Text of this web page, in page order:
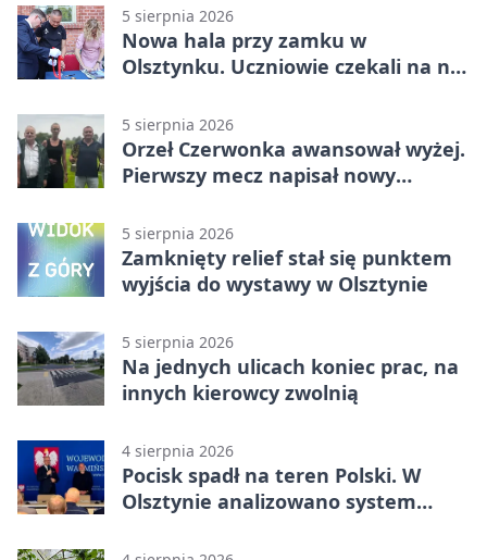
5 sierpnia 2026
Nowa hala przy zamku w
Olsztynku. Uczniowie czekali na nią
5 sierpnia 2026
Orzeł Czerwonka awansował wyżej.
Pierwszy mecz napisał nowy
5 sierpnia 2026
Zamknięty relief stał się punktem
wyjścia do wystawy w Olsztynie
5 sierpnia 2026
Na jednych ulicach koniec prac, na
innych kierowcy zwolnią
4 sierpnia 2026
Pocisk spadł na teren Polski. W
Olsztynie analizowano system